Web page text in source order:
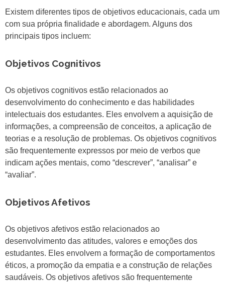
Existem diferentes tipos de objetivos educacionais, cada um
com sua própria finalidade e abordagem. Alguns dos
principais tipos incluem:
Objetivos Cognitivos
Os objetivos cognitivos estão relacionados ao
desenvolvimento do conhecimento e das habilidades
intelectuais dos estudantes. Eles envolvem a aquisição de
informações, a compreensão de conceitos, a aplicação de
teorias e a resolução de problemas. Os objetivos cognitivos
são frequentemente expressos por meio de verbos que
indicam ações mentais, como “descrever”, “analisar” e
“avaliar”.
Objetivos Afetivos
Os objetivos afetivos estão relacionados ao
desenvolvimento das atitudes, valores e emoções dos
estudantes. Eles envolvem a formação de comportamentos
éticos, a promoção da empatia e a construção de relações
saudáveis. Os objetivos afetivos são frequentemente